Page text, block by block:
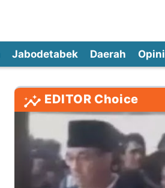
Jabodetabek Daerah Opini
EDITOR Choice